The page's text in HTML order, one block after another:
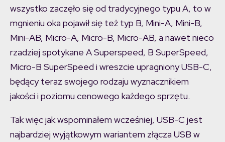
wszystko zaczęło się od tradycyjnego typu A, to w
mgnieniu oka pojawił się też typ B, Mini-A, Mini-B,
Mini-AB, Micro-A, Micro-B, Micro-AB, a nawet nieco
rzadziej spotykane A Superspeed, B SuperSpeed,
Micro-B SuperSpeed i wreszcie upragniony USB-C,
będący teraz swojego rodzaju wyznacznikiem
jakości i poziomu cenowego każdego sprzętu.
Tak więc jak wspominałem wcześniej, USB-C jest
najbardziej wyjątkowym wariantem złącza USB w